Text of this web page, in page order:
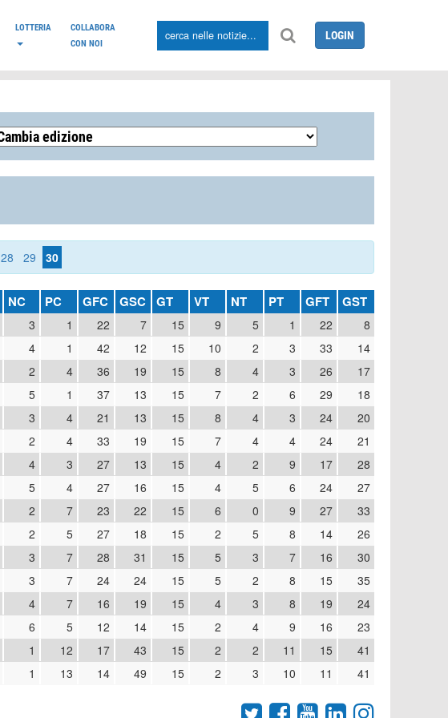
LOTTERIA
COLLABORA
CON NOI
LOGIN
28 29 30
NC PC GFC GSC GT VT NT PT GFT GST
3 1 22 7 15 9 5 1 22
8
4 1 42 12 15 10 2 3 33
14
2 4 36 19 15 8 4 3 26
17
5 1 37 13 15 7 2 6 29
18
3 4 21 13 15 8 4 3 24
20
2 4 33 19 15 7 4 4 24
21
4 3 27 13 15 4 2 9 17
28
5 4 27 16 15 4 5 6 24
27
2 7 23 22 15 6 0 9 27
33
2 5 27 18 15 2 5 8 14
26
3 7 28 31 15 5 3 7 16
30
3 7 24 24 15 5 2 8 15
35
4 7 16 19 15 4 3 8 19
24
6 5 12 14 15 2 4 9 16
23
1 12 17 43 15 2 2 11 15
41
1 13 14 49 15 2 3 10 11 41